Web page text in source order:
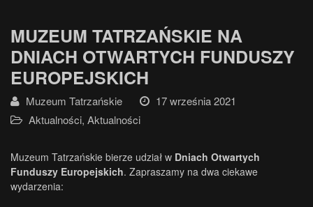
MUZEUM TATRZAŃSKIE NA
DNIACH OTWARTYCH FUNDUSZY
EUROPEJSKICH
Muzeum Tatrzańskie
17 września 2021
Aktualności, Aktualności
Muzeum Tatrzańskie bierze udział w Dniach Otwartych
Funduszy Europejskich. Zapraszamy na dwa ciekawe
wydarzenia: